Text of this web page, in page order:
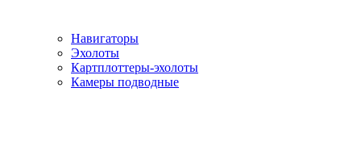
Навигаторы
Эхолоты
Картплоттеры-эхолоты
Камеры подводные